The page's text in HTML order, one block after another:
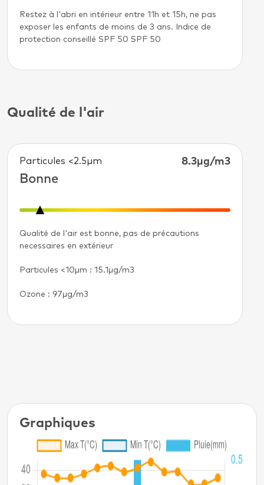
Restez à l'abri en intérieur entre 11h et 15h, ne pas
exposer les enfants de moins de 3 ans. Indice de
protection conseillé SPF 50 SPF 50
Qualité de l'air
Particules <2.5µm
Bonne
8.3μg/m3
Qualité de l'air est bonne, pas de précautions
necessaires en extérieur
Particules <10µm : 15.1μg/m3
Ozone : 97μg/m3
Graphiques